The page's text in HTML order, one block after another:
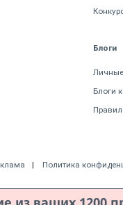
Блоги
Блоги
Политика